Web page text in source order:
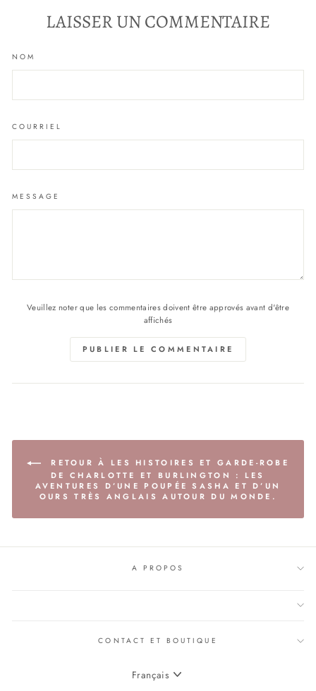
LAISSER UN COMMENTAIRE
NOM
COURRIEL
MESSAGE
Veuillez noter que les commentaires doivent être approvés avant d'être
affichés
PUBLIER LE COMMENTAIRE
RETOUR À LES HISTOIRES ET GARDE-ROBE
DE CHARLOTTE ET BURLINGTON : LES
AVENTURES D’UNE POUPÉE SASHA ET D’UN
OURS TRÈS ANGLAIS AUTOUR DU MONDE.
A PROPOS
CONTACT ET BOUTIQUE
LANGUE
Français